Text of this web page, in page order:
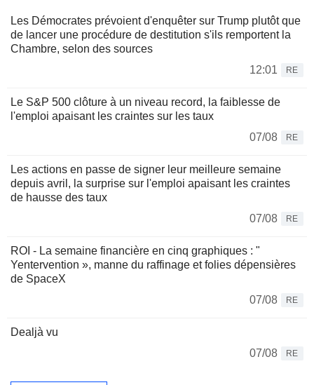
Les Démocrates prévoient d'enquêter sur Trump plutôt que
de lancer une procédure de destitution s'ils remportent la
Chambre, selon des sources
12:01
RE
Le S&P 500 clôture à un niveau record, la faiblesse de
l'emploi apaisant les craintes sur les taux
07/08
RE
Les actions en passe de signer leur meilleure semaine
depuis avril, la surprise sur l'emploi apaisant les craintes
de hausse des taux
07/08
RE
ROI - La semaine financière en cinq graphiques : "
Yentervention », manne du raffinage et folies dépensières
de SpaceX
07/08
RE
Dealjà vu
07/08
RE